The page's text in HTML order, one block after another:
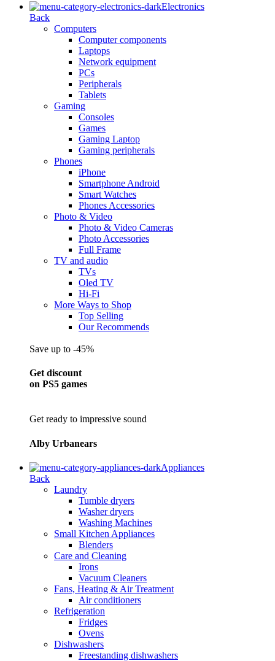
Electronics
Back
Computers
Computer components
Laptops
Network equipment
PCs
Peripherals
Tablets
Gaming
Consoles
Games
Gaming Laptop
Gaming peripherals
Phones
iPhone
Smartphone Android
Smart Watches
Phones Accessories
Photo & Video
Photo & Video Cameras
Photo Accessories
Full Frame
TV and audio
TVs
Oled TV
Hi-Fi
More Ways to Shop
Top Selling
Our Recommends
Save up to -45%
Get discount
on PS5 games
Get ready to impressive sound
Alby Urbanears
Appliances
Back
Laundry
Tumble dryers
Washer dryers
Washing Machines
Small Kitchen Appliances
Blenders
Care and Cleaning
Irons
Vacuum Cleaners
Fans, Heating & Air Treatment
Air conditioners
Refrigeration
Fridges
Ovens
Dishwashers
Freestanding dishwashers